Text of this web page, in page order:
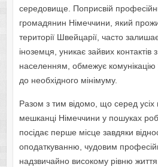
середовище. Поприсвій
громадянин Німеччини, який
території Швейцарії, часто
іноземця, уникає зайвих контактів
населенням, обмежує комунікацію
до необхідного мінімуму.
Разом з тим відомо, що серед усіх
мешканці Німеччини у пошуках
посідає перше місце завдяки
оподаткуванню, чудовим
надзвичайно високому рівню